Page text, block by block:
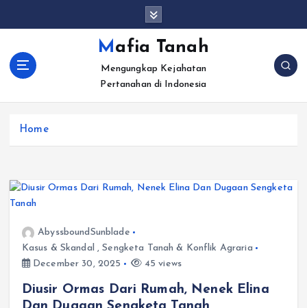
c
Mafia Tanah
Mengungkap Kejahatan
Pertanahan di Indonesia
Home
AbyssboundSunblade
Kasus & Skandal ,Sengketa Tanah & Konflik Agraria
December 30, 2025
45 views
Diusir Ormas Dari Rumah, Nenek Elina